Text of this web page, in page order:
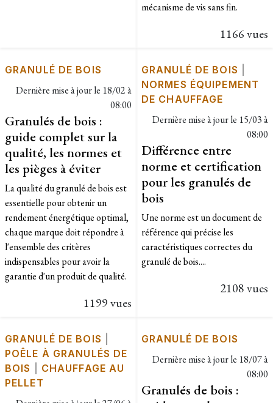
mécanisme de vis sans fin.
1166 vues
GRANULÉ DE BOIS
Dernière mise à jour le 18/02 à
08:00
Granulés de bois :
guide complet sur la
qualité, les normes et
les pièges à éviter
La qualité du granulé de bois est
essentielle pour obtenir un
rendement énergétique optimal,
chaque marque doit répondre à
l'ensemble des critères
indispensables pour avoir la
garantie d'un produit de qualité.
1199 vues
GRANULÉ DE BOIS
NORMES ÉQUIPEMENT
DE CHAUFFAGE
Dernière mise à jour le 15/03 à
08:00
Différence entre
norme et certification
pour les granulés de
bois
Une norme est un document de
référence qui précise les
caractéristiques correctes du
granulé de bois....
2108 vues
GRANULÉ DE BOIS
POÊLE À GRANULÉS DE
BOIS
CHAUFFAGE AU
PELLET
GRANULÉ DE BOIS
Dernière mise à jour le 18/07 à
08:00
Granulés de bois :